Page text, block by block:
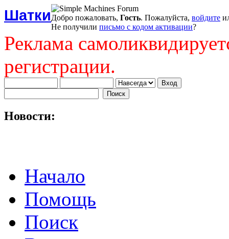
ШаткиДобро пожаловать, Гость. Пожалуйста, войдите
Не получили письмо с кодом активации?
Реклама
регистрации.
Новости:
Начало
Помощь
Поиск